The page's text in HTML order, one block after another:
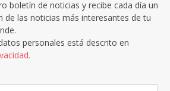
boletín de noticias y recibe cada día un
de las noticias más interesantes de tu
personales está descrito en